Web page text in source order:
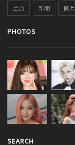
主頁 新聞 圖片
PHOTOS
SEARCH